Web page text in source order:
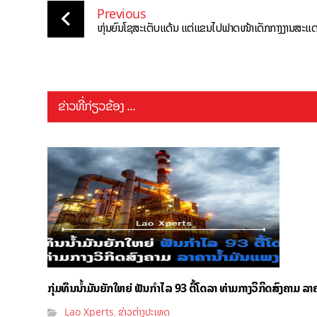
Previous
ຫຸ່ນຍົນໂຊສະເຕັບແດ້ນ ແຕ່ແຂນໄປຟາດໜ້າເດັກກາງງານສະແ
ຂ່າວທີ່ກ່ຽວຂ້ອງ ...
ກຸ່ມທຶນນ້ຳມັນຍັກໃຫຍ່ ຟັນກຳໄລ 93 ຕື້ໂດລາ ທ່າມກາງວິກິດສົງຄາມ ລາ
Lao Xperts,ຂ່າວຕ່າງປະເທດ